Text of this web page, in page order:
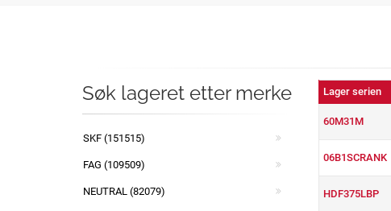
Lager serien
60M31M
06B1SCRANK
HDF375LBP
Søk lageret etter merke
SKF (151515)
FAG (109509)
NEUTRAL (82079)